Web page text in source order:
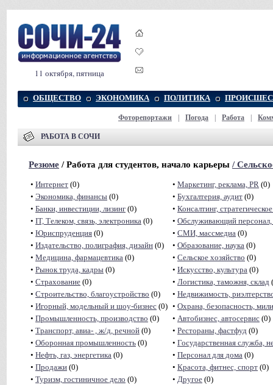
11 октября, пятница
ОБЩЕСТВО ЭКОНОМИКА ПОЛИТИКА
Фоторепортажи Погода Работа
РАБОТА В СОЧИ
Резюме / Работа для студентов, начало карьеры /
• Интернет (0) • Маркетинг, реклама, PR (0)
• Экономика, финансы (0) • Бухгалтерия, аудит (0)
• Банки, инвестиции, лизинг (0) • Консалтинг,
• IT, Телеком, связь, электроника (0) • Обслуживающий персонал,
• Юриспруденция (0) • СМИ, массмедиа (0)
• Издательство, полиграфия, дизайн (0) • Образование, наука (0)
• Медицина, фармацевтика (0) • Сельское хозяйство (0)
• Рынок труда, кадры (0) • Искусство, культура (0)
• Страхование (0) • Логистика, таможня, склад
• Строительство, благоустройство (0) • Недвижимость,
• Игорный, модельный и шоу-бизнес (0) • Охрана, безопасность,
• Промышленность, производство (0) • Автобизнес, автосервис (0)
• Транспорт, авиа- , ж/д, речной (0) • Рестораны, фастфуд (0)
• Оборонная промышленность (0) • Государственная служба,
• Нефть, газ, энергетика (0) • Персонал для дома (0)
• Продажи (0) • Красота, фитнес, спорт (0)
• Туризм, гостиничное дело (0) • Другое (0)